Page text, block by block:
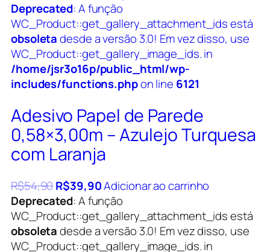
Deprecated: A função
WC_Product::get_gallery_attachment_ids está
obsoletadesde a versão 3.0! Em vez disso, use
WC_Product::get_gallery_image_ids. in
/home/jsr3o16p/public_html/wp-
includes/functions.phpon line 6121
Adesivo Papel de Parede
0,58×3,00m – Azulejo Turquesa
com Laranja
R$54,90R$39,90Adicionar ao carrinho
Deprecated: A função
WC_Product::get_gallery_attachment_ids está
obsoletadesde a versão 3.0! Em vez disso, use
WC_Product::get_gallery_image_ids. in